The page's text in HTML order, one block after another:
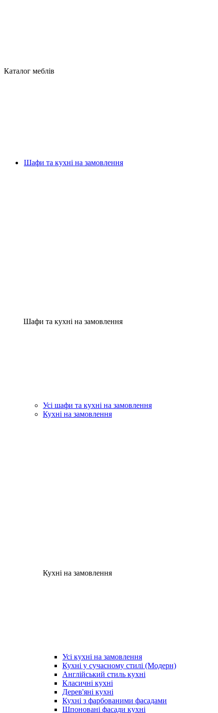
Каталог меблів
Шафи та кухні на замовлення
Шафи та кухні на замовлення
Усі шафи та кухні на замовлення
Кухні на замовлення
Кухні на замовлення
Усі кухні на замовлення
Кухні у сучасному стилі (Модерн)
Англійський стиль кухні
Класичні кухні
Дерев'яні кухні
Кухні з фарбованими фасадами
Шпоновані фасади кухні